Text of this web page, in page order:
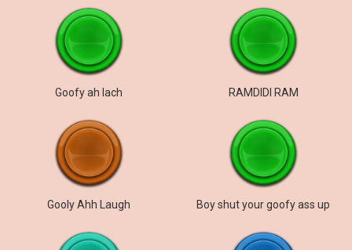
Goofy ah lach RAMDIDI RAM
Gooly Ahh Laugh Boy shut your goofy ass up